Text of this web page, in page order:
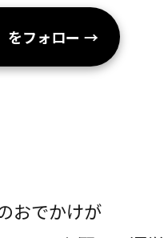
をフォロー →
おでかけが